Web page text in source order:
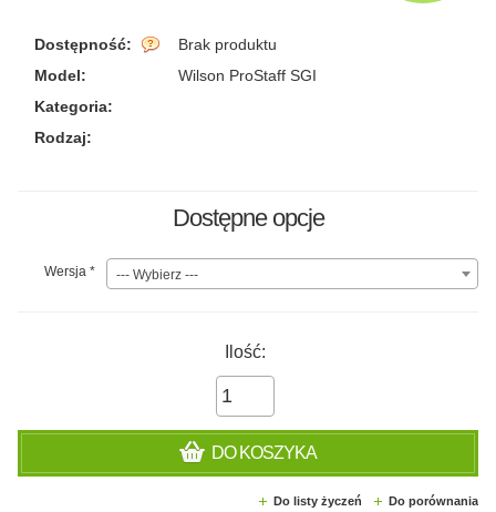
Dostępność:
Brak produktu
Model:
Wilson ProStaff SGI
Kategoria:
Rodzaj:
Dostępne opcje
Wersja * --- Wybierz ---
Ilość:
DO KOSZYKA
Do listy życzeń Do porównania